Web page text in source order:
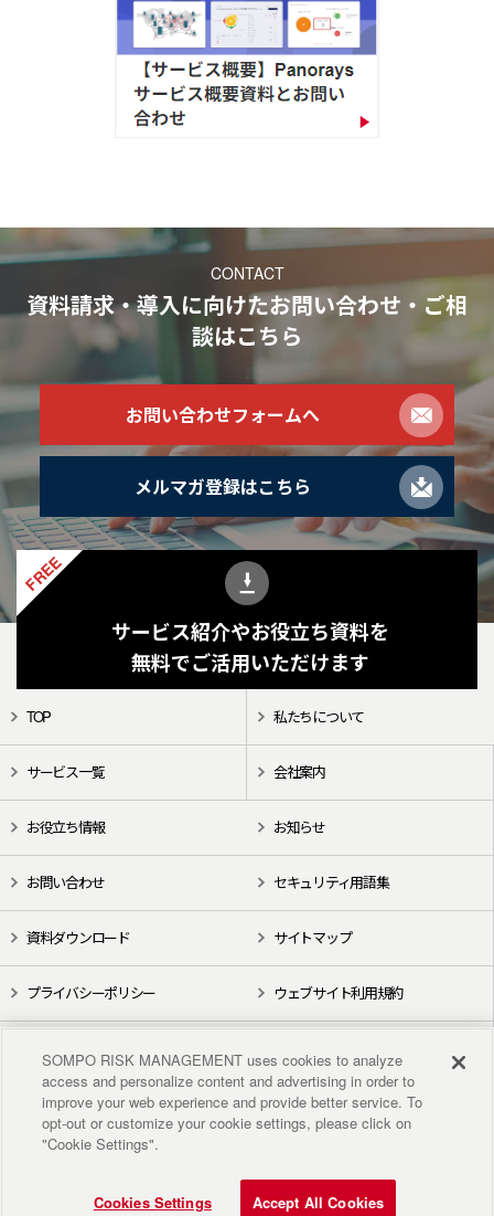
CONTACT
資料請求・導入に向けたお問い合わせ・ご相
談はこちら
お問い合わせフォームへ
メルマガ登録はこちら
FREE
サービス紹介やお役立ち資料を
無料でご活用いただけます
TOP 私たちについて
サービス一覧 会社案内
お役立ち情報 お知らせ
お問い合わせ セキュリティ用語集
資料ダウンロード サイトマップ
プライバシーポリシー ウェブサイト利用規約
X（旧Twitter） YouTube
Copyright © 2018 Sompo Risk Management Inc. All rights reserved.
SOMPO RISK MANAGEMENT uses cookies to analyze
access and personalize content and advertising in order to
improve your web experience and provide better service. To
opt-out or customize your cookie settings, please click on
"Cookie Settings".
Cookies Settings Accept All Cookies